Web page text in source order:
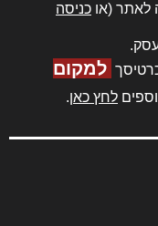
לאתר (או כניסה
למקום
לחץ כאן.